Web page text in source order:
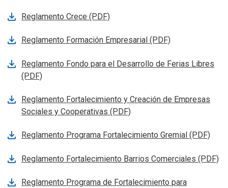
Reglamento Crece (PDF)
Reglamento Formación Empresarial (PDF)
Reglamento Fondo para el Desarrollo de Ferias Libres
(PDF)
Reglamento Fortalecimiento y Creación de Empresas
Sociales y Cooperativas (PDF)
Reglamento Programa Fortalecimiento Gremial (PDF)
Reglamento Fortalecimiento Barrios Comerciales (PDF)
Reglamento Programa de Fortalecimiento para